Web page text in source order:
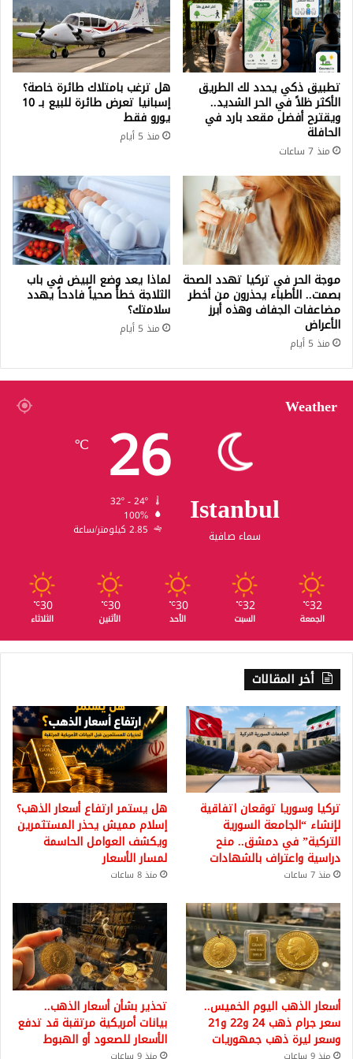
تطبيق ذكي يحدد لك الطريق
الأكثر ظلاً في الحر الشديد..
ويقترح أفضل مقعد بارد في
الحافلة
منذ 7 ساعات
هل ترغب بامتلاك طائرة خاصة؟
إسبانيا تعرض طائرة للبيع بـ 10
يورو فقط
منذ 5 أيام
موجة الحر في تركيا تهدد الصحة
بصمت.. الأطباء يحذرون من أخطر
مضاعفات الجفاف وهذه أبرز
الأعراض
منذ 5 أيام
لماذا يعد وضع البيض في باب
الثلاجة خطأً صحياً فادحاً يهدد
سلامتك؟
منذ 5 أيام
Weather
Istanbul
سماء صافية
26
℃
100%
2.85 كيلومتر/ساعة
32
℃
الجمعة
32
℃
السبت
30
℃
الأحد
30
℃
الأثنين
30
℃
الثلاثاء
أخر المقالات
تركيا وسوريا توقعان اتفاقية
لإنشاء “الجامعة السورية
التركية” في دمشق.. منح
دراسية واعتراف بالشهادات
منذ 7 ساعات
هل يستمر ارتفاع أسعار الذهب؟
إسلام مميش يحذر المستثمرين
ويكشف العوامل الحاسمة
لمسار الأسعار
منذ 8 ساعات
أسعار الذهب اليوم الخميس..
سعر جرام ذهب 24 و22 و21
وسعر ليرة ذهب جمهوريات
تحذير بشأن أسعار الذهب..
بيانات أمريكية مرتقبة قد تدفع
الأسعار للصعود أو الهبوط